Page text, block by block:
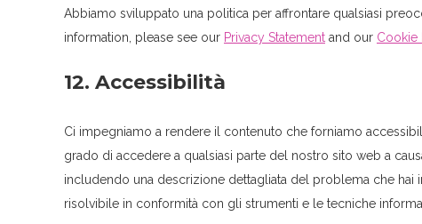
Abbiamo sviluppato una politica per affrontare qualsiasi
information, please see our Privacy Statement and our Cookie
12. Accessibilità
Ci impegniamo a rendere il contenuto che forniamo
grado di accedere a qualsiasi parte del nostro sito web a
includendo una descrizione dettagliata del problema che
risolvibile in conformità con gli strumenti e le tecniche